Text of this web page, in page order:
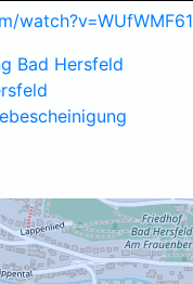
Bad Hersfeld